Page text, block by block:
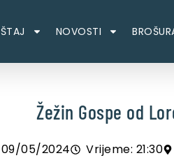
NOVOSTI
Žežin Gospe od
05/2024 Vrijeme: 21:30